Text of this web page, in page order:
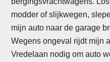
modder of slijkwegen,
mijn auto naar de garage
Wegens ongeval rijdt mijn
Vredelaan nodig om auto